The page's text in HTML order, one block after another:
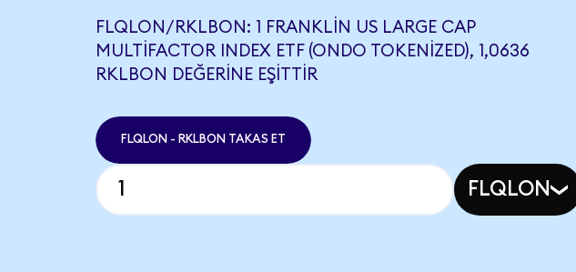
FLQLON/RKLBON: 1 FRANKLIN US LARGE CAP
MULTIFACTOR INDEX ETF (ONDO TOKENIZED), 1,0636
RKLBON DEĞERINE EŞITTIR
FLQLON - RKLBON TAKAS ET
FLQLON